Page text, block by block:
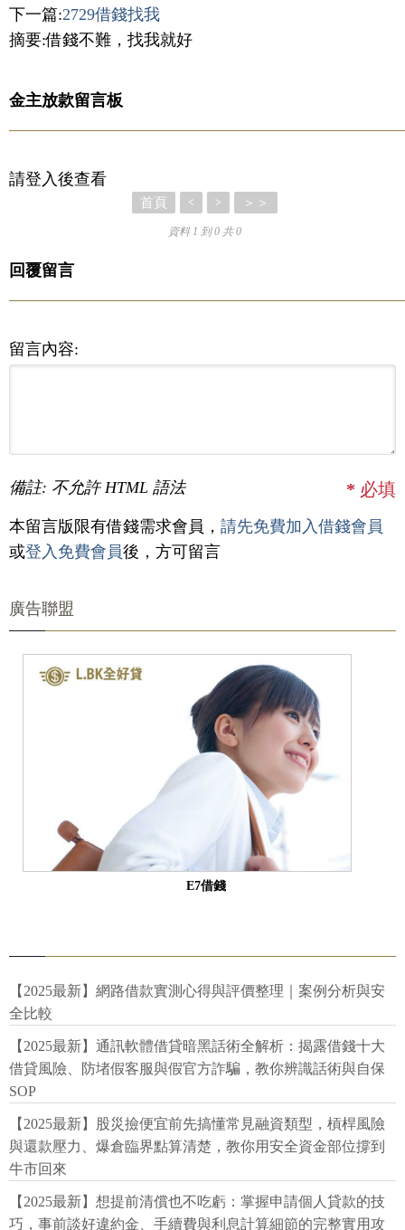
下一篇:2729借錢找我
摘要:借錢不難，找我就好
金主放款留言板
請登入後查看
首頁 < > ＞＞
資料 1 到 0 共 0
回覆留言
留言內容:
備註: 不允許 HTML 語法 * 必填
本留言版限有借錢需求會員， 請先免費加入借錢會員
或登入免費會員後，方可留言
廣告聯盟
E7借錢
【2025最新】網路借款實測心得與評價整理｜案例分析與安
全比較
【2025最新】通訊軟體借貸暗黑話術全解析：揭露借錢十大
借貸風險、防堵假客服與假官方詐騙，教你辨識話術與自保
SOP
【2025最新】股災撿便宜前先搞懂常見融資類型，槓桿風險
與還款壓力、爆倉臨界點算清楚，教你用安全資金部位撐到
牛市回來
【2025最新】想提前清償也不吃虧：掌握申請個人貸款的技
巧，事前談好違約金、手續費與利息計算細節的完整實用攻